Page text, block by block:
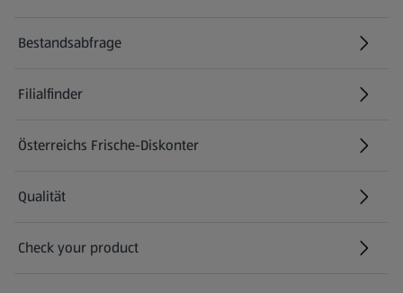
Bestandsabfrage
(öffnet in einem neuen Tab)
Filialfinder
Österreichs Frische-Diskonter
Qualität
Check your product
(öffnet in einem neuen Tab)